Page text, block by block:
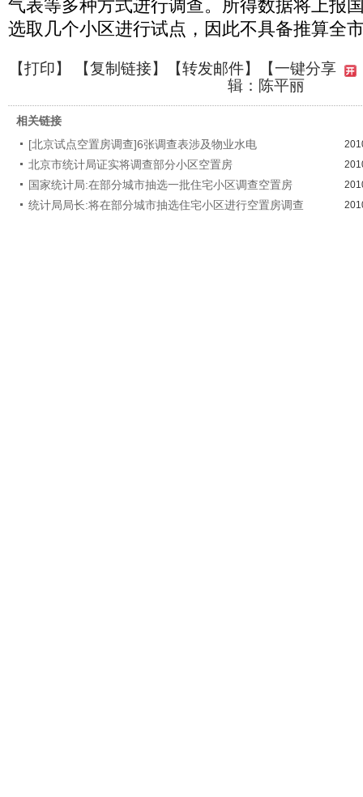
气表等多种方式进行调查。所得数据将上报
选取几个小区进行试点，因此不具备推算全
【打印】 【复制链接】【转发邮件】
【一键分享
辑：陈平丽
相关链接
[北京试点空置房调查]6张调查表涉及物业水电
北京市统计局证实将调查部分小区空置房
国家统计局:在部分城市抽选一批住宅小区调查空置房
统计局局长:将在部分城市抽选住宅小区进行空置房调查